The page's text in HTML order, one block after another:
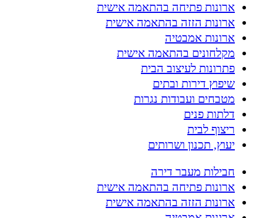
ארונות פתיחה בהתאמה אישית
ארונות הזזה בהתאמה אישית
ארונות אמבטיה
מקלחונים בהתאמה אישית
פתרונות לעיצוב הבית
שיפוץ דירות ובתים
מטבחים ועבודות נגרות
דלתות פנים
ריצוף לבית
יעוץ, תכנון ושרותים
חבילות מעבר דירה
ארונות פתיחה בהתאמה אישית
ארונות הזזה בהתאמה אישית